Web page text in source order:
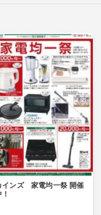
インズ 家電均一祭 開催